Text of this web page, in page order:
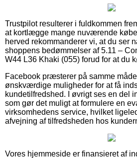
Trustpilot resulterer i fuldkommen
at kortlægge mange nuværende
herved rekommanderer vi, at du ser
shoppens bedømmelser af 5.11 –
W44 L36 Khaki (055) forud for at du
Facebook præsterer på samme
ønskværdige muligheder for at få
kundetilfredshed. I øvrigt ses en del
som gør det muligt at formulere en
virksomhedens service, hvilket
afvejning af tilfredsheden hos
Vores hjemmeside er finansieret af